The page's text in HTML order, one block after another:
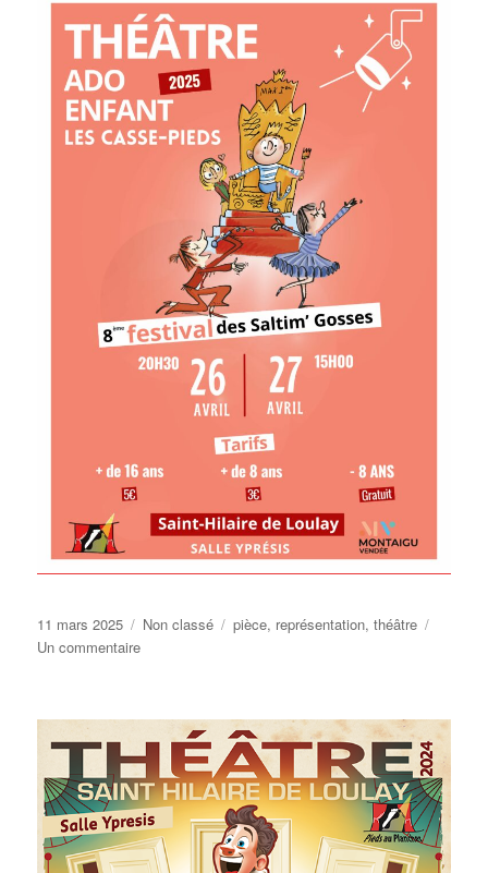
Publié
le
11 mars 2025 Catégories
Non classé Étiquettes
pièce, représentation,théâtre
Un commentairesur
des
Saltim’Gosses